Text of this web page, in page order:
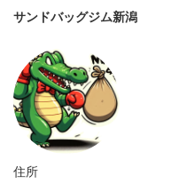
サンドバッグジム新潟
住所